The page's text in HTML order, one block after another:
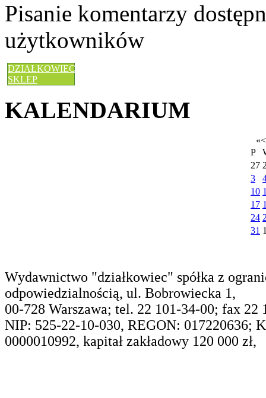
Pisanie komentarzy
użytkowników
DZIAŁKOWIEC
SKLEP
KALENDARIUM
«<
P
27
3
10
17
24
31
Wydawnictwo "działkowiec" spółka z
odpowiedzialnością, ul. Bobrowiecka 1,
00-728 Warszawa; tel. 22 101-34-00; fax 22
NIP: 525-22-10-030, REGON: 017220636;
0000010992, kapitał zakładowy 120 000 zł,